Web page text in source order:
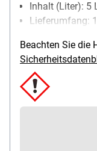
Inhalt (Liter): 5
Lieferumfang:
Beachten Sie die